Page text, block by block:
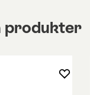
produkter